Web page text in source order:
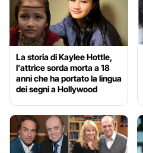
La storia di Kaylee Hottle,
l’attrice sorda morta a 18
anni che ha portato la lingua
dei segni a Hollywood